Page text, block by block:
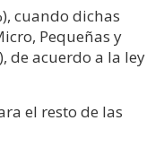
cuando dichas
Pequeñas y
de acuerdo a la ley
el resto de las